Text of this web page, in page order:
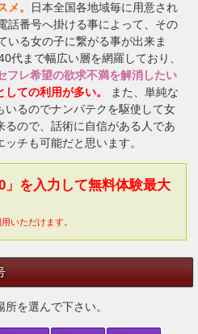
メ。 日本全国各地域毎に用意され
話番号へ掛ける事によって、その
いる女の子に繋がる事が出来ま
代まで幅広い層を網羅しており、
フレ希望の欲求不満を解消したい
ての利用が多い。
また、単純な
いるのでナンパテクを駆使して女
ので、話術に自信がある人であ
チも可能だと思います。
」を入力して無料体験最大
いただけます。
を選んで下さい。